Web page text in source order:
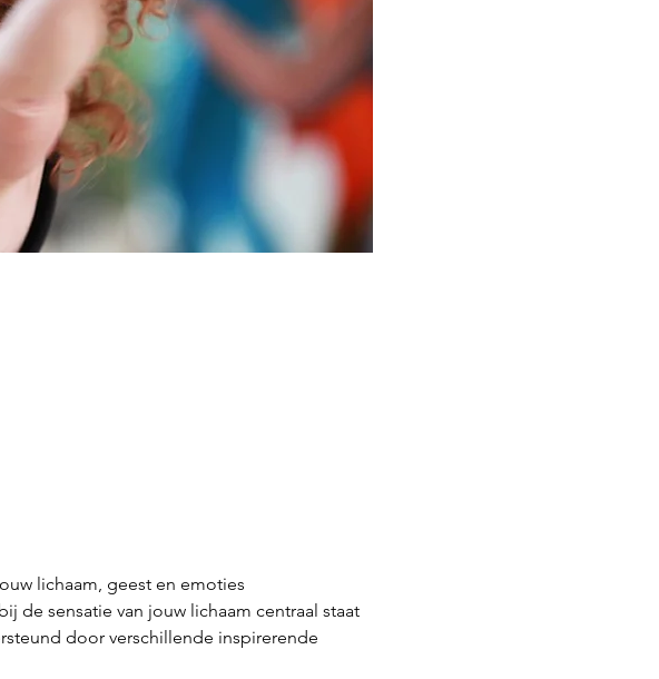
lichaam, geest en emoties
de sensatie van jouw lichaam centraal staat
door verschillende inspirerende